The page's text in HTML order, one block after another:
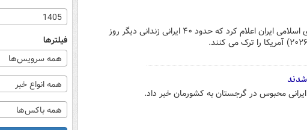
«ابوالفضل مهرآبادی» سرپرست دفتر حفاظت منافع جمهوری اسلامی ایران اعلام کرد که حدود ۴۰ ایرانی زندانی دیگر روز
1405
فیلترها
همه سرویس‌ها
همه انواع خبر
همه باکس‌ها